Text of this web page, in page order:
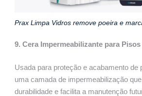
Prax Limpa Vidros remove poeira e
9. Cera Impermeabilizante para Pisos
Usada para proteção e acabamento de
uma camada de impermeabilização
durabilidade e facilita a manutenção